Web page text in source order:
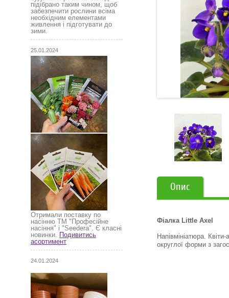
підібрано таким чином, щоб
забезпечити рослини всіма
необхідним елементами
живлення і підготувати до
зими.
25.01.2024
Отримали поставку по
насінню ТМ "Професійне
насіння" і "Seedera". Є класні
новинки. Подивитись
асортимент
24.01.2024
Опис
Фіалка Little Axel
Напівмініатюра.
округлої форми з